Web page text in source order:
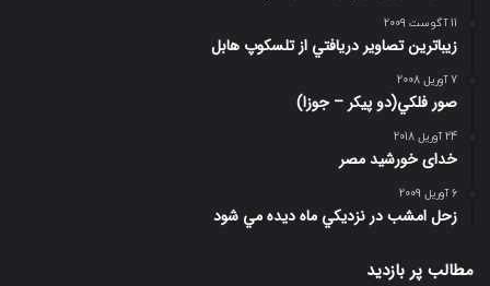
11 آگوست 2009
زيباترين تصاوير دريافتي از تلسكوپ هابل
7 آوریل 2008
صور فلكي(دو پیکر – جوزا)
24 آوریل 2018
خدای خورشید مصر
6 آوریل 2009
زحل امشب در نزديكي ماه ديده مي شود
مطالب پر بازدید